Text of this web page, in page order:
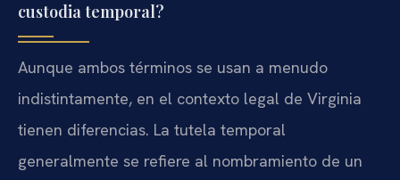
custodia temporal?
Aunque ambos términos se usan a menudo
indistintamente, en el contexto legal de Virginia
tienen diferencias. La tutela temporal
generalmente se refiere al nombramiento de un